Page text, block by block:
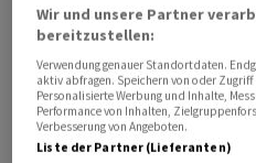
Camper-Boom vorbei
Bei den Fahrzeugen zum
Campern oder Bussen ging
pandemiebedingten
wieder bergab. 2022 kamen
Wir und unsere Partner
bereitzustellen:
Verwendung genauer Standortdaten.
aktiv abfragen. Speichern von oder
Personalisierte Werbung und Inhalte,
Performance von Inhalten,
Verbesserung von Angeboten.
Liste der Partner (Lieferanten)